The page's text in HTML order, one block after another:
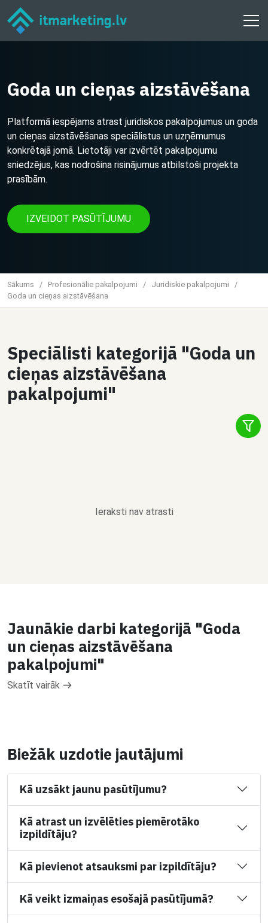
Goda un cieņas aizstāvēšana
Platformā iespējams atrast juridiskos pakalpojumus un goda
un cieņas aizstāvēšanas speciālistus un uzņēmumus
konkrētajā jomā. Lietotāji var izvērtēt pakalpojumu
sniedzējus, kas nodrošina risinājumus atbilstoši projekta
prasībām.
IZVEIDOT PASŪTĪJUMU
Sākums / Profesionālie pakalpojumi / Juridiskie pakalpojumi
/
Goda un cieņas aizstāvēšana
Speciālisti kategorijā "Goda un
cieņas aizstāvēšana
pakalpojumi"
Ieraksti nav atrasti
Jaunākie darbi kategorijā "Goda
un cieņas aizstāvēšana
pakalpojumi"
Skatīt vairāk
Biežāk uzdotie jautājumi
Kā uzsākt jaunu pasūtījumu?
Kā atrast un izvēlēties piemērotāko
izpildītāju?
Kā pievienot atsauksmi par izpildītāju?
Kā veikt izmaiņas esošajā pasūtījumā?